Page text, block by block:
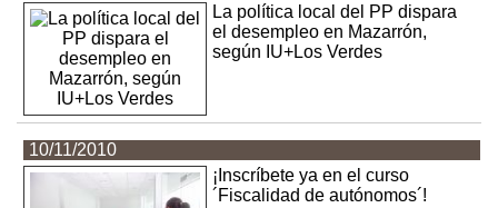
La política local del PP dispara
el desempleo en Mazarrón,
según IU+Los Verdes
10/11/2010
¡Inscríbete ya en el curso
´Fiscalidad de autónomos´!